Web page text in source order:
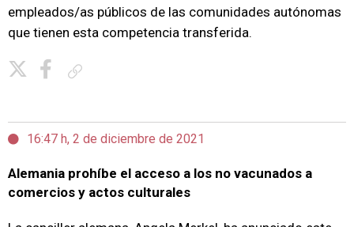
empleados/as públicos de las comunidades autónomas
que tienen esta competencia transferida.
16:47 h, 2 de diciembre de 2021
Alemania prohíbe el acceso a los no vacunados a
comercios y actos culturales